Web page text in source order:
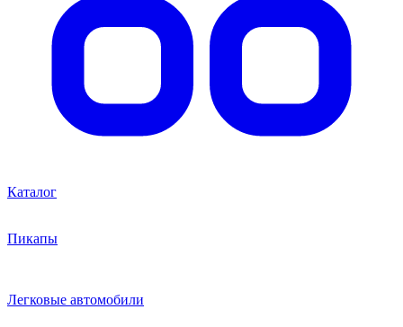
Каталог
Пикапы
Легковые автомобили